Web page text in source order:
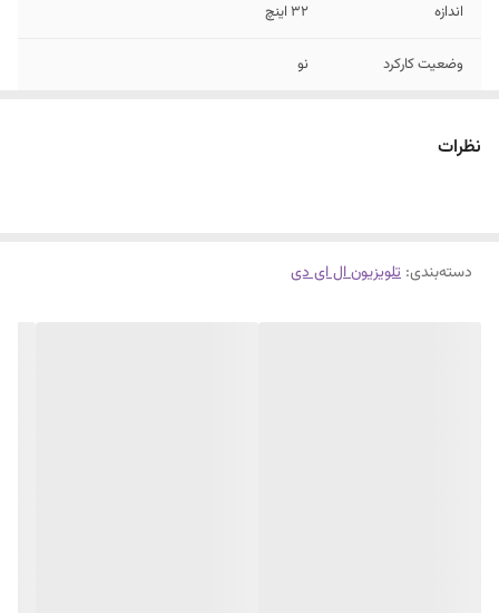
اندازه 32 اینچ
وضعیت کارکرد نو
نظرات
دسته‌بندی: تلویزیون ال ای دی